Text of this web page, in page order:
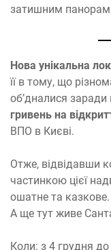
затишним
Нова унікальна
її в тому, що
об’дналися заради
гривень на
ВПО в Києві.
Отже, відвідавши
частинкою цієї
ошатне та казкове.
А ще тут живе
Коли: з 4 грудня до